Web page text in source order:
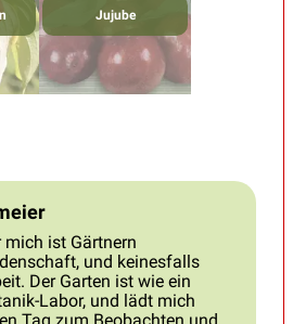
Jujube
mich ist Gärtnern
und keinesfalls
Der Garten ist wie ein
Labor, und lädt mich